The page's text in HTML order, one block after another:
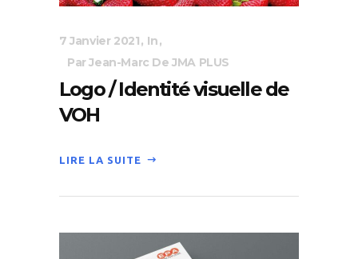
7 Janvier 2021
In
Par Jean-Marc De JMA PLUS
Logo / Identité visuelle de
VOH
LIRE LA SUITE